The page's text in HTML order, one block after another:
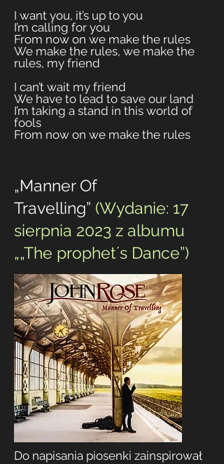
I want you, it’s up to you
I’m calling for you
From now on we make the rules
We make the rules, we make the
rules, my friend
I can’t wait my friend
We have to lead to save our land
I’m taking a stand in this world of
fools
From now on we make the rules
„Manner Of
Travelling” (Wydanie: 17
sierpnia 2023 z albumu
„„The prophet´s Dance”)
Do napisania piosenki zainspirował